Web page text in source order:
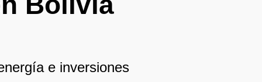
e inversiones